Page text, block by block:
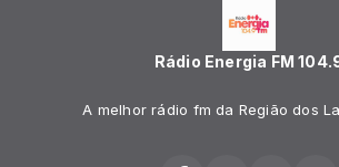
Rádio Energia FM
A melhor rádio fm da Região dos